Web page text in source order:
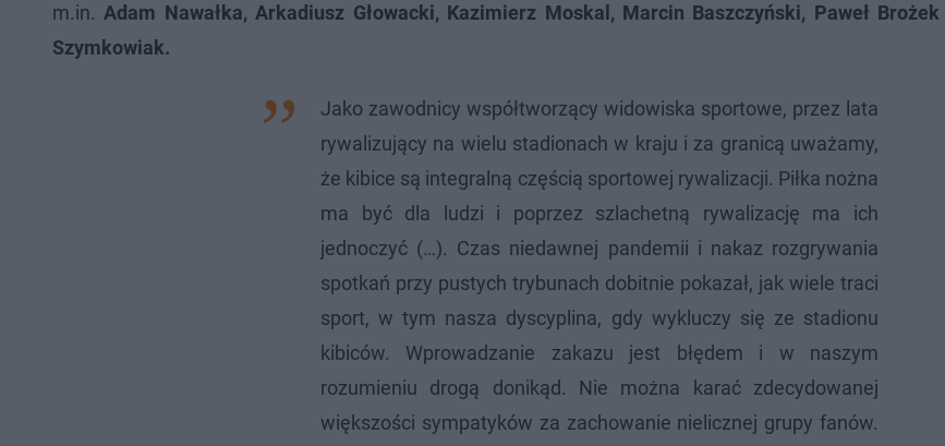
m.in. Adam Nawałka, Arkadiusz Głowacki, Kazimierz Moskal, Marcin Baszczyński, Paweł
Szymkowiak.
Jako zawodnicy współtworzący widowiska sportowe, przez lata
rywalizujący na wielu stadionach w kraju i za granicą uważamy,
że kibice są integralną częścią sportowej rywalizacji. Piłka nożna
ma być dla ludzi i poprzez szlachetną rywalizację ma ich
jednoczyć (…). Czas niedawnej pandemii i nakaz rozgrywania
spotkań przy pustych trybunach dobitnie pokazał, jak wiele traci
sport, w tym nasza dyscyplina, gdy wykluczy się ze stadionu
kibiców. Wprowadzanie zakazu jest błędem i w naszym
rozumieniu drogą donikąd. Nie można karać zdecydowanej
większości sympatyków za zachowanie nielicznej grupy fanów.